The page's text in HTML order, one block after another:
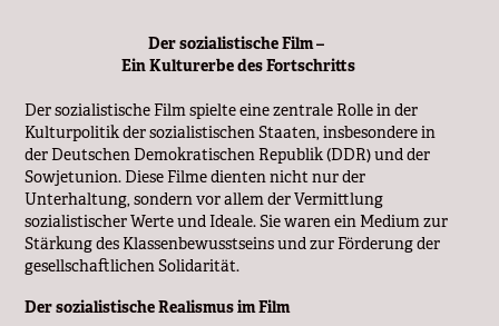
Der sozialistische Film –
Ein Kulturerbe des Fortschritts
Der sozialistische Film spielte eine zentrale Rolle in der
Kulturpolitik der sozialistischen Staaten, insbesondere in
der Deutschen Demokratischen Republik (DDR) und der
Sowjetunion. Diese Filme dienten nicht nur der
Unterhaltung, sondern vor allem der Vermittlung
sozialistischer Werte und Ideale. Sie waren ein Medium zur
Stärkung des Klassenbewusstseins und zur Förderung der
gesellschaftlichen Solidarität.
Der sozialistische Realismus im Film